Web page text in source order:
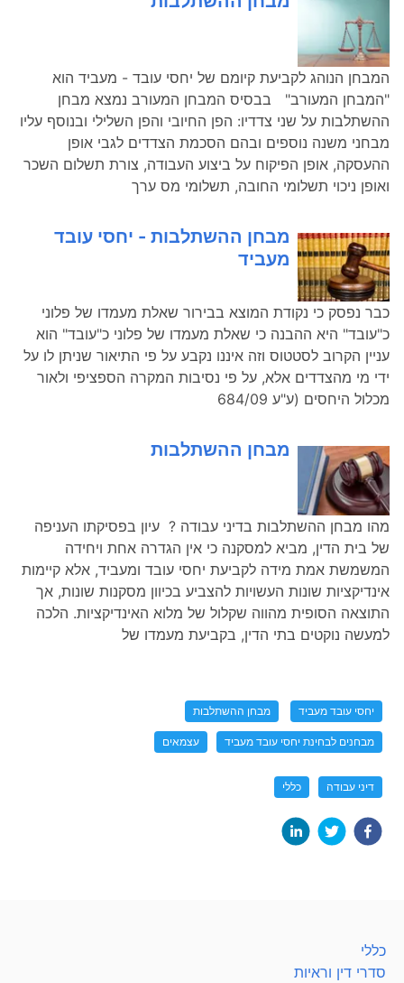
המבחן הנוהג לקביעת קיומם של יחסי עובד - מעביד הוא
"המבחן המעורב" בבסיס המבחן המעורב נמצא מבחן
ההשתלבות על שני צדדיו: הפן החיובי והפן השלילי ובנוסף עליו
מבחני משנה נוספים ובהם הסכמת הצדדים לגבי אופן
ההעסקה, אופן הפיקוח על ביצוע העבודה, צורת תשלום השכר
ואופן ניכוי תשלומי החובה, תשלומי מס ערך
מבחן ההשתלבות - יחסי עובד
מעביד
כבר נפסק כי נקודת המוצא בבירור שאלת מעמדו של פלוני
כ"עובד" היא ההבנה כי שאלת מעמדו של פלוני כ"עובד" הוא
עניין הקרוב לסטטוס וזה איננו נקבע על פי התיאור שניתן לו על
ידי מי מהצדדים אלא, על פי נסיבות המקרה הספציפי ולאור
מכלול היחסים (ע"ע 684/09
מבחן ההשתלבות
מהו מבחן ההשתלבות בדיני עבודה ? עיון בפסיקתו העניפה
של בית הדין, מביא למסקנה כי אין הגדרה אחת ויחידה
המשמשת אמת מידה לקביעת יחסי עובד ומעביד, אלא קיימות
אינדיקציות שונות העשויות להצביע בכיוון מסקנות שונות, אך
התוצאה הסופית מהווה שקלול של מלוא האינדיקציות. הלכה
למעשה נוקטים בתי הדין, בקביעת מעמדו של
יחסי עובד מעביד מבחן ההשתלבות
מבחנים לבחינת יחסי עובד מעביד עצמאים
דיני עבודה כללי
כללי
סדרי דין וראיות